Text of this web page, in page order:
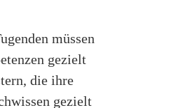
müssen
gezielt
die ihre
gezielt